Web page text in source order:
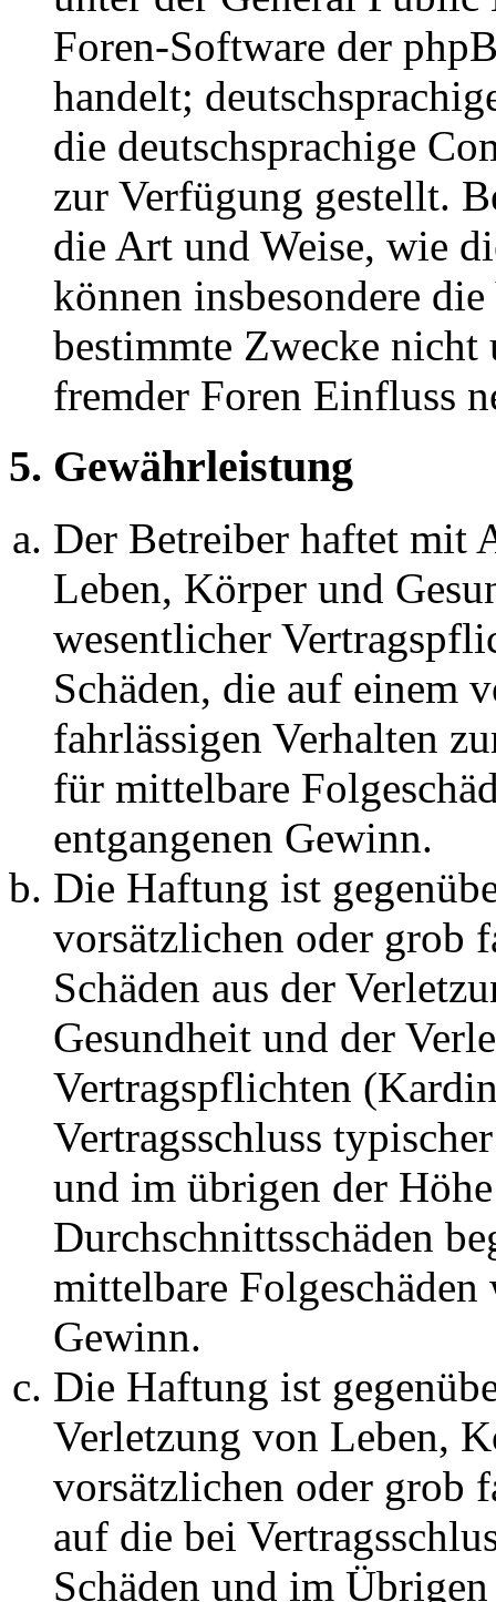
Foren-Software der
handelt;
die deutschsprachige
zur Verfügung gestellt.
die Art und Weise, wie
können insbesondere
bestimmte Zwecke nicht
fremder Foren Einfluss
5. Gewährleistung
Der Betreiber haftet mit
Leben, Körper und
wesentlicher
Schäden, die auf einem
fahrlässigen Verhalten
für mittelbare
entgangenen Gewinn.
Die Haftung ist
vorsätzlichen oder grob
Schäden aus der
Gesundheit und der
Vertragspflichten
Vertragsschluss
und im übrigen der
Durchschnittsschäden
mittelbare Folgeschäden
Gewinn.
Die Haftung ist
Verletzung von Leben,
vorsätzlichen oder grob
auf die bei
Schäden und im